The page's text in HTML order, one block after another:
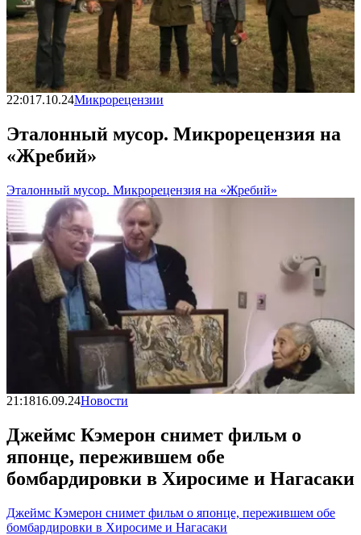
22:01 7.10.24Микрорецензии
Эталонный мусор. Микрорецензия на
«Жребий»
Эталонный мусор. Микрорецензия на «Жребий»
21:1816.09.24Новости
Джеймс Кэмерон снимет фильм о
японце, пережившем обе
бомбардировки в Хиросиме и Нагасаки
Джеймс Кэмерон снимет фильм о японце, пережившем обе
бомбардировки в Хиросиме и Нагасаки